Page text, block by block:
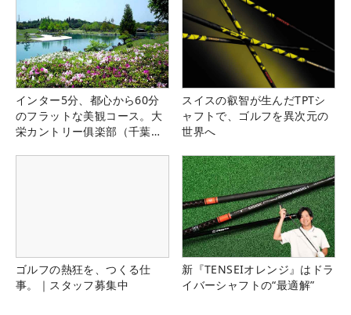
インター5分、都心から60分
のフラットな美観コース。大
栄カントリー俱楽部（千葉
スイスの叡智が生んだTPTシ
ャフトで、ゴルフを異次元の
世界へ
ゴルフの熱狂を、つくる仕
事。｜スタッフ募集中
新『TENSEIオレンジ』はドラ
イバーシャフトの“最適解”